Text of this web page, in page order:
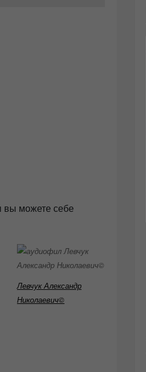
вы можете себе
Левчук Александр
Николаевич©